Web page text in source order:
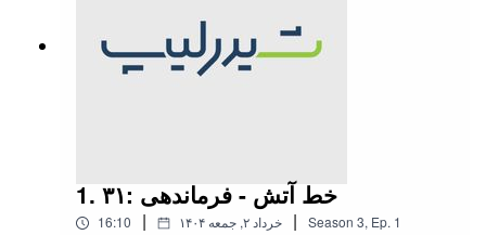
1. ۳۱: خط آتش - فرماندهی
16:10 | ۱۴۰۴ خرداد ۲, جمعه | Season 3, Ep. 1